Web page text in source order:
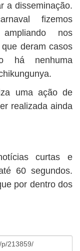
a disseminação.
fizemos
nos
deram casos
há nenhuma
uma ação de
realizada ainda
curtas e
60 segundos.
por dentro dos